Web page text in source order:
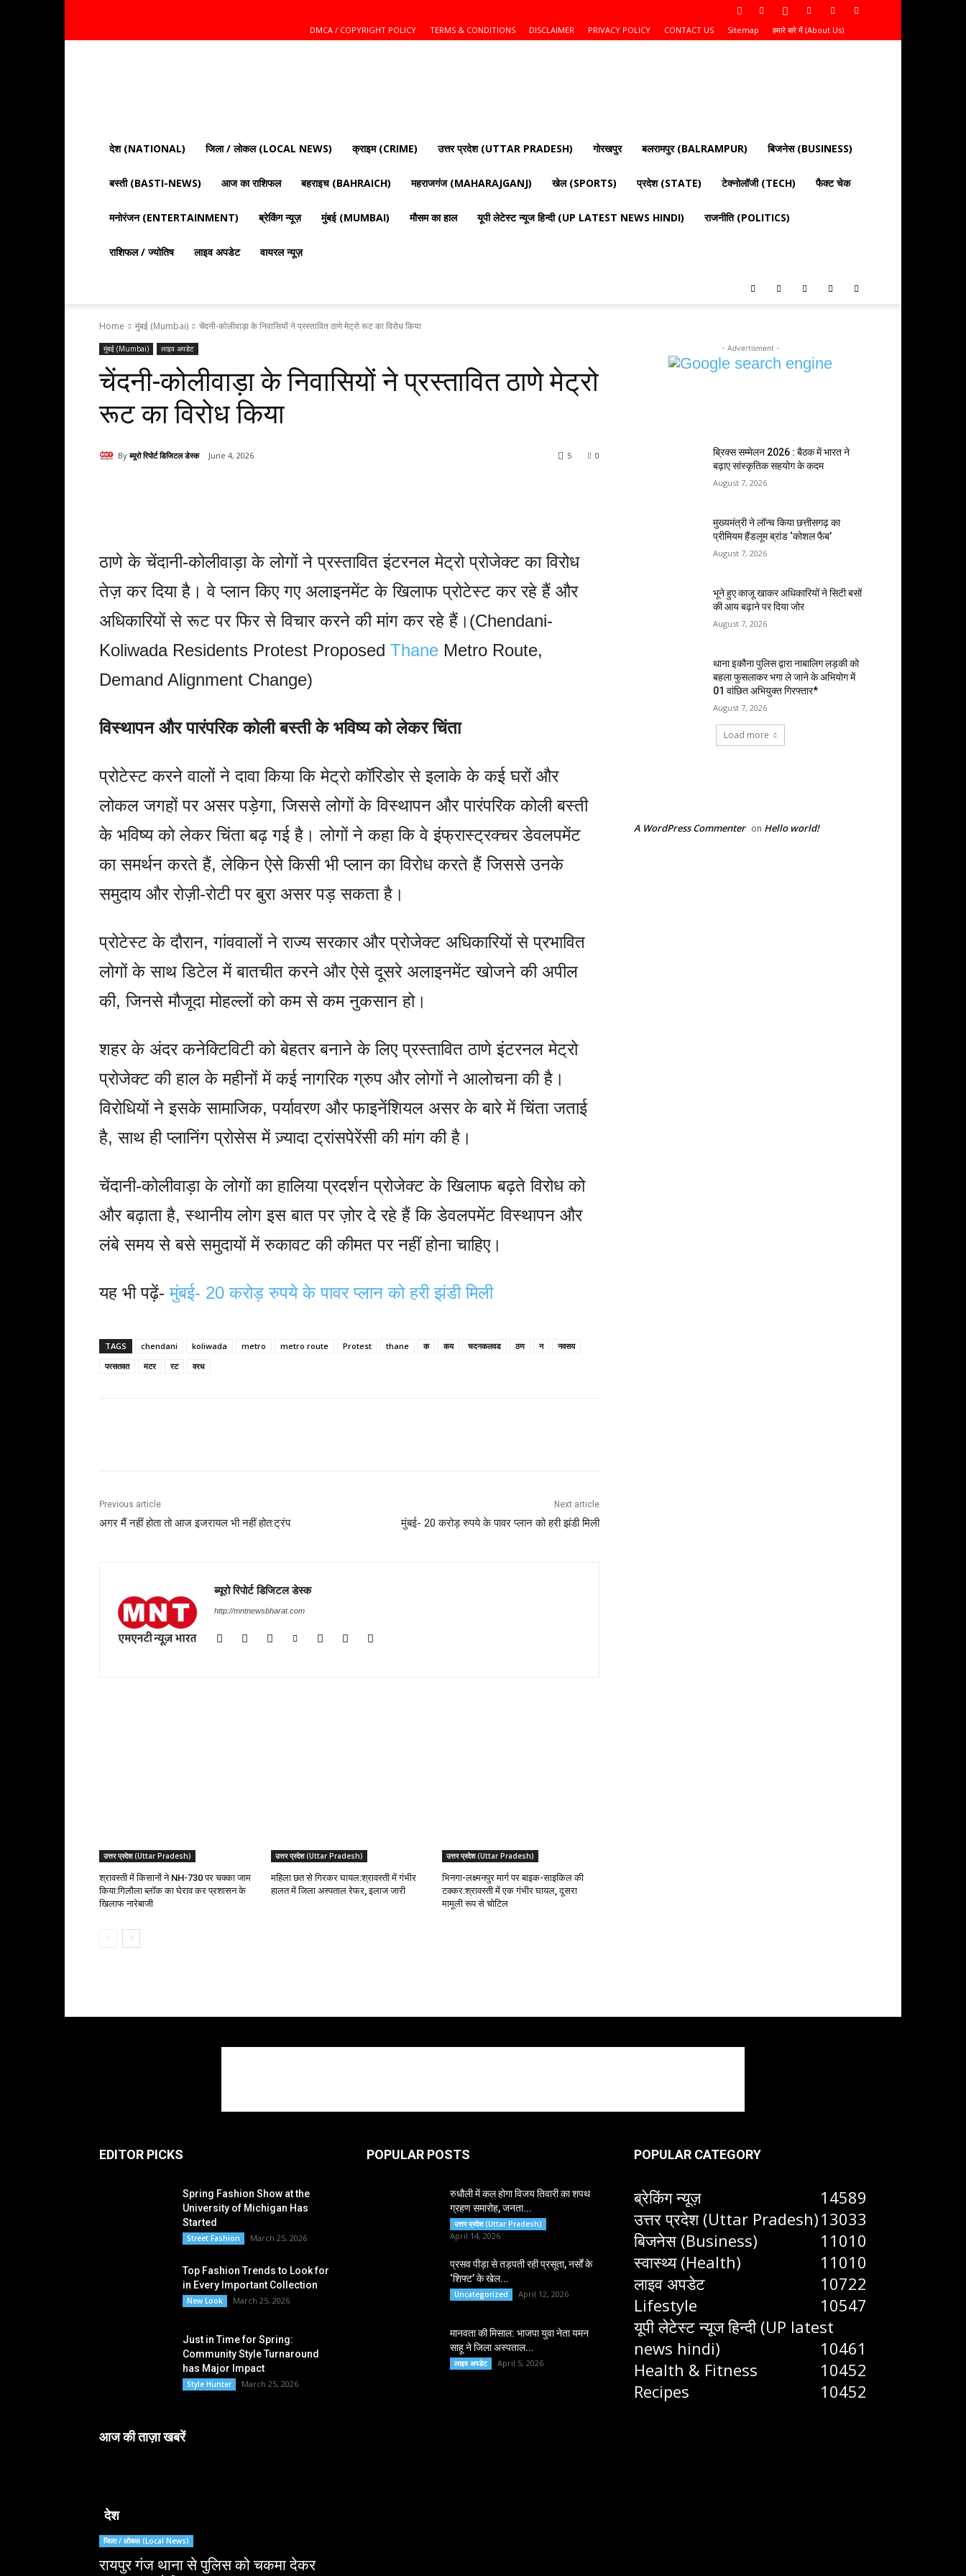
DMCA / COPYRIGHT POLICY TERMS & CONDITIONS DISCLAIMER PRIVACY POLICY CONTACT US Sitemap हमारे बारे में (About Us)
की
ताज़ा
राजनीति,
और
दुनिया
की
देश (NATIONAL) जिला / लोकल (LOCAL NEWS) क्राइम (CRIME) उत्तर प्रदेश (UTTAR PRADESH) गोरखपुर बलरामपुर (BALRAMPUR) बिजनेस (BUSINESS)
बस्ती (BASTI-NEWS) आज का राशिफल बहराइच (BAHRAICH) महराजगंज (MAHARAJGANJ) खेल (SPORTS) प्रदेश (STATE) टेक्नोलॉजी (TECH) फैक्ट चेक
मनोरंजन (ENTERTAINMENT) ब्रेकिंग न्यूज़ मुंबई (MUMBAI) मौसम का हाल यूपी लेटेस्ट न्यूज हिन्दी (UP LATEST NEWS HINDI) राजनीति (POLITICS)
राशिफल / ज्योतिष लाइव अपडेट वायरल न्यूज़
Home मुंबई (Mumbai) चेंदनी-कोलीवाड़ा के निवासियों ने प्रस्तावित ठाणे मेट्रो रूट का विरोध किया
मुंबई (Mumbai) लाइव अपडेट
चेंदनी-कोलीवाड़ा के निवासियों ने प्रस्तावित ठाणे मेट्रो
रूट का विरोध किया
By ब्यूरो रिपोर्ट डिजिटल डेस्क June 4, 2026 0
5
ठाणे के चेंदानी-कोलीवाड़ा के लोगों ने प्रस्तावित इंटरनल मेट्रो प्रोजेक्ट का विरोध
तेज़ कर दिया है। वे प्लान किए गए अलाइनमेंट के खिलाफ प्रोटेस्ट कर रहे हैं और
अधिकारियों से रूट पर फिर से विचार करने की मांग कर रहे हैं।(Chendani-
Koliwada Residents Protest Proposed Thane Metro Route,
Demand Alignment Change)
विस्थापन और पारंपरिक कोली बस्ती के भविष्य को लेकर चिंता
प्रोटेस्ट करने वालों ने दावा किया कि मेट्रो कॉरिडोर से इलाके के कई घरों और
लोकल जगहों पर असर पड़ेगा, जिससे लोगों के विस्थापन और पारंपरिक कोली बस्ती
के भविष्य को लेकर चिंता बढ़ गई है। लोगों ने कहा कि वे इंफ्रास्ट्रक्चर डेवलपमेंट
का समर्थन करते हैं, लेकिन ऐसे किसी भी प्लान का विरोध करते हैं जिससे उनके
समुदाय और रोज़ी-रोटी पर बुरा असर पड़ सकता है।
प्रोटेस्ट के दौरान, गांववालों ने राज्य सरकार और प्रोजेक्ट अधिकारियों से प्रभावित
लोगों के साथ डिटेल में बातचीत करने और ऐसे दूसरे अलाइनमेंट खोजने की अपील
की, जिनसे मौजूदा मोहल्लों को कम से कम नुकसान हो।
शहर के अंदर कनेक्टिविटी को बेहतर बनाने के लिए प्रस्तावित ठाणे इंटरनल मेट्रो
प्रोजेक्ट की हाल के महीनों में कई नागरिक ग्रुप और लोगों ने आलोचना की है।
विरोधियों ने इसके सामाजिक, पर्यावरण और फाइनेंशियल असर के बारे में चिंता जताई
है, साथ ही प्लानिंग प्रोसेस में ज़्यादा ट्रांसपेरेंसी की मांग की है।
चेंदानी-कोलीवाड़ा के लोगों का हालिया प्रदर्शन प्रोजेक्ट के खिलाफ बढ़ते विरोध को
और बढ़ाता है, स्थानीय लोग इस बात पर ज़ोर दे रहे हैं कि डेवलपमेंट विस्थापन और
लंबे समय से बसे समुदायों में रुकावट की कीमत पर नहीं होना चाहिए।
यह भी पढ़ें-मुंबई- 20 करोड़ रुपये के पावर प्लान को हरी झंडी मिली
TAGS chendani koliwada metro metro route Protest thane क कय चदनकलवड ठण न
नवसय
परसतवत
मटर रट वरध
Previous article
अगर मैं नहीं होता तो आज इजरायल भी नहीं होत:ट्रंप
Next article
मुंबई- 20 करोड़ रुपये के पावर प्लान को हरी झंडी मिली
ब्यूरो रिपोर्ट डिजिटल डेस्क
http://mntnewsbharat.com
उत्तर प्रदेश (Uttar Pradesh)
श्रावस्ती में किसानों ने NH-730 पर चक्का जाम
किया:गिलौला ब्लॉक का घेराव कर प्रशासन के
खिलाफ नारेबाजी
उत्तर प्रदेश (Uttar Pradesh)
महिला छत से गिरकर घायल:श्रावस्ती में गंभीर
हालत में जिला अस्पताल रेफर, इलाज जारी
उत्तर प्रदेश (Uttar Pradesh)
भिनगा-लक्ष्मनपुर मार्ग पर बाइक-साइकिल की
टक्कर:श्रावस्ती में एक गंभीर घायल, दूसरा
मामूली रूप से चोटिल
- Advertisment -
ब्रिक्स सम्मेलन 2026 : बैठक में भारत ने
बढ़ाए सांस्कृतिक सहयोग के कदम
August 7, 2026
मुख्यमंत्री ने लॉन्च किया छत्तीसगढ़ का
प्रीमियम हैंडलूम ब्रांड ‘कोशल फैब’
August 7, 2026
भूने हुए काजू खाकर अधिकारियों ने सिटी बसों
की आय बढ़ाने पर दिया जोर
August 7, 2026
थाना इकौना पुलिस द्वारा नाबालिग लड़की को
बहला फुसलाकर भगा ले जाने के अभियोग में
01 वांछित अभियुक्त गिरफ्तार*
August 7, 2026
Load more
A WordPress Commenter on Hello world!
EDITOR PICKS
Spring Fashion Show at the
University of Michigan Has
Started
Street Fashion March 25, 2026
Top Fashion Trends to Look for
in Every Important Collection
New Look March 25, 2026
Just in Time for Spring:
Community Style Turnaround
has Major Impact
Style Hunter March 25, 2026
आज की ताज़ा खबरें
देश
जिला / लोकल (Local News)
रायपुर गंज थाना से पुलिस को चकमा देकर
POPULAR POSTS
रुधौली में कल होगा विजय तिवारी का शपथ
ग्रहण समारोह, जनता...
उत्तर प्रदेश (Uttar Pradesh)
April 14, 2026
प्रसव पीड़ा से तड़पती रही प्रसूता, नर्सों के
‘शिफ्ट’ के खेल...
Uncategorized April 12, 2026
मानवता की मिसाल: भाजपा युवा नेता यमन
साहू ने जिला अस्पताल...
लाइव अपडेट April 5, 2026
POPULAR CATEGORY
ब्रेकिंग न्यूज़
14589
उत्तर प्रदेश (Uttar Pradesh)13033
बिजनेस (Business)
11010
स्वास्थ्य (Health)
11010
लाइव अपडेट
10722
Lifestyle
10547
यूपी लेटेस्ट न्यूज हिन्दी (UP latest
news hindi)
10461
Health & Fitness
10452
Recipes
10452